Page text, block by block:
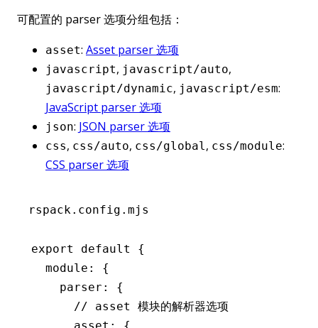
可配置的 parser 选项分组包括：
asset: Asset parser 选项
javascript, javascript/auto,
javascript/dynamic, javascript/esm:
JavaScript parser 选项
json: JSON parser 选项
css, css/auto, css/global , css/module:
CSS parser 选项
rspack.config.mjs
export default
{
  module
:
{
    parser
:
{
      // asset 模块的解析器选项
      asset
:
{